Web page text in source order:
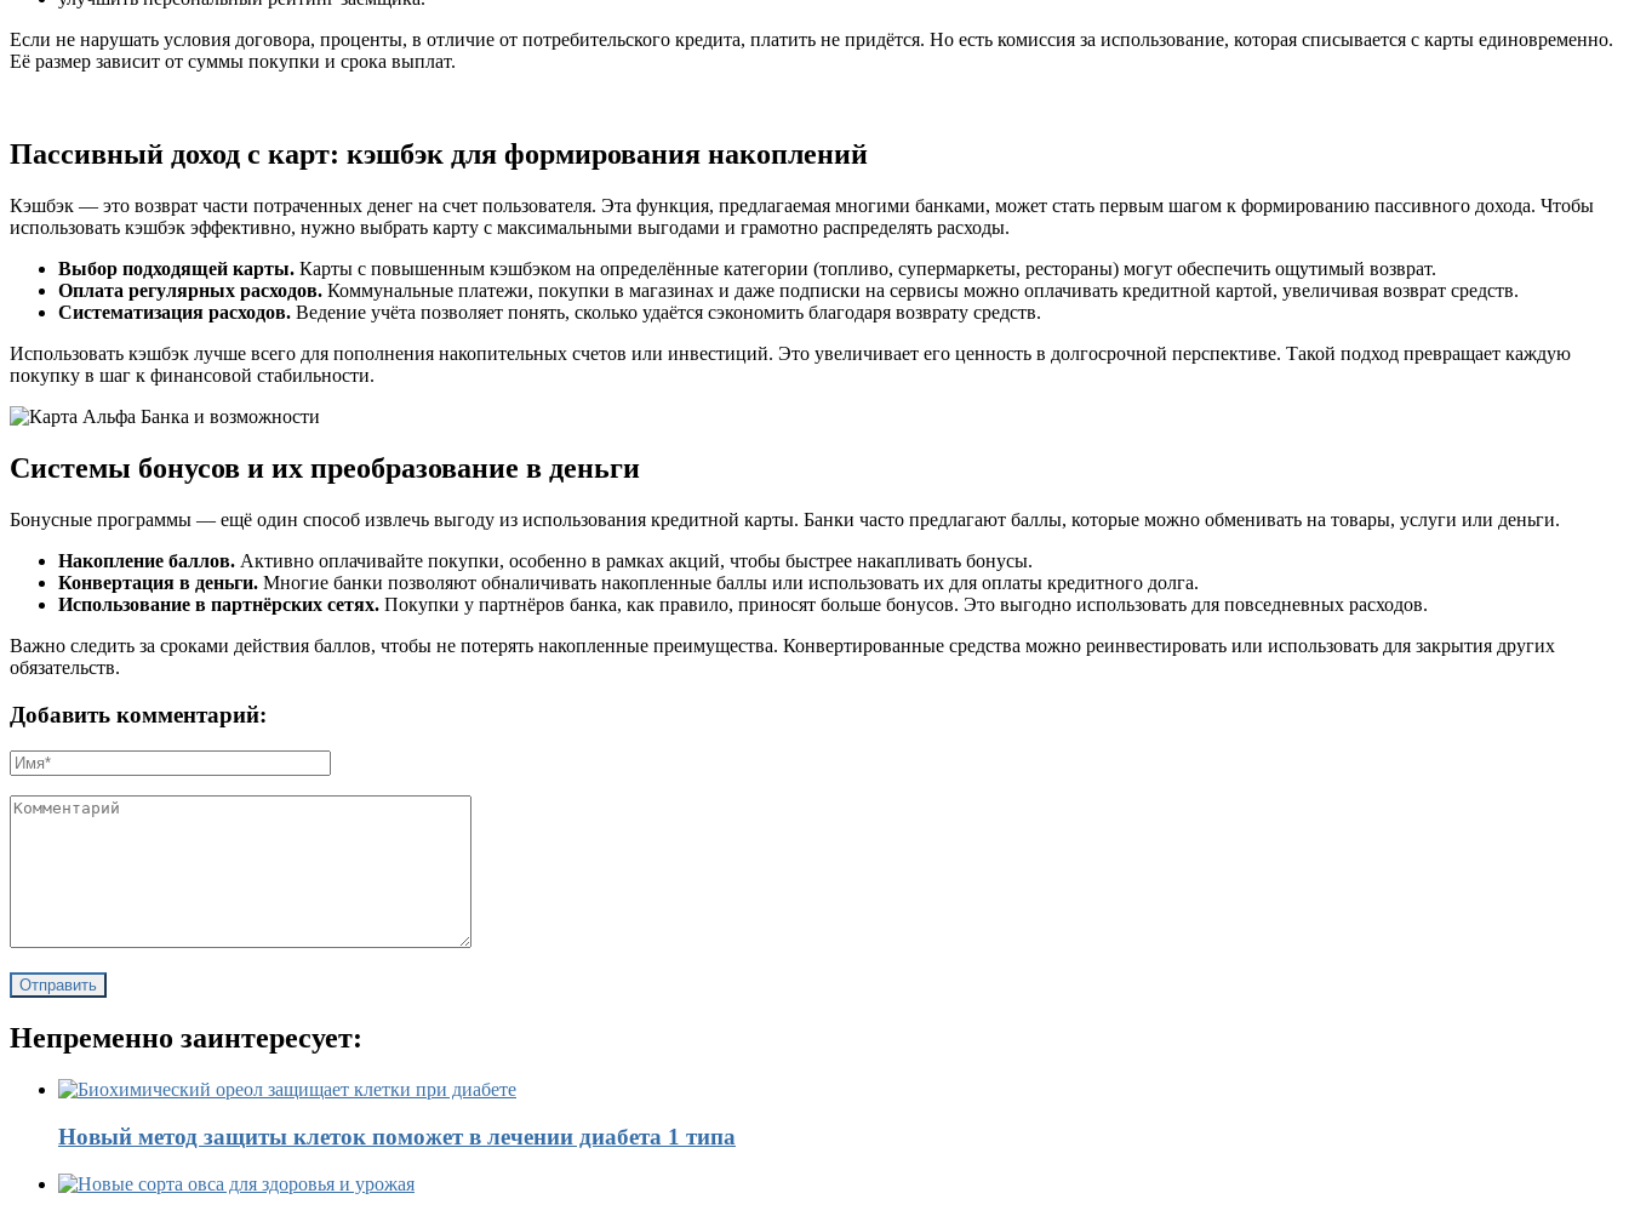
Если не нарушать условия договора, проценты, в отличие от потребительского кредита, платить не придётся. Но есть комиссия за использование, которая списывается с карты единовременно.
Её размер зависит от суммы покупки и срока выплат.
Пассивный доход с карт: кэшбэк для формирования накоплений
Кэшбэк — это возврат части потраченных денег на счет пользователя. Эта функция, предлагаемая многими банками, может стать первым шагом к формированию пассивного дохода. Чтобы
использовать кэшбэк эффективно, нужно выбрать карту с максимальными выгодами и грамотно распределять расходы.
Выбор подходящей карты. Карты с повышенным кэшбэком на определённые категории (топливо, супермаркеты, рестораны) могут обеспечить ощутимый возврат.
Оплата регулярных расходов. Коммунальные платежи, покупки в магазинах и даже подписки на сервисы можно оплачивать кредитной картой, увеличивая возврат средств.
Систематизация расходов. Ведение учёта позволяет понять, сколько удаётся сэкономить благодаря возврату средств.
Использовать кэшбэк лучше всего для пополнения накопительных счетов или инвестиций. Это увеличивает его ценность в долгосрочной перспективе. Такой подход превращает каждую
покупку в шаг к финансовой стабильности.
Системы бонусов и их преобразование в деньги
Бонусные программы — ещё один способ извлечь выгоду из использования кредитной карты. Банки часто предлагают баллы, которые можно обменивать на товары, услуги или деньги.
Накопление баллов. Активно оплачивайте покупки, особенно в рамках акций, чтобы быстрее накапливать бонусы.
Конвертация в деньги. Многие банки позволяют обналичивать накопленные баллы или использовать их для оплаты кредитного долга.
Использование в партнёрских сетях. Покупки у партнёров банка, как правило, приносят больше бонусов. Это выгодно использовать для повседневных расходов.
Важно следить за сроками действия баллов, чтобы не потерять накопленные преимущества. Конвертированные средства можно реинвестировать или использовать для закрытия других
обязательств.
Добавить комментарий:
Непременно заинтересует:
Новый метод защиты клеток поможет в лечении диабета 1 типа